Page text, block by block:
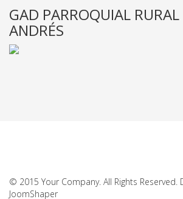
GAD PARROQUIAL RURAL
ANDRÉS
© 2015 Your Company. All Rights Reserved.
JoomShaper